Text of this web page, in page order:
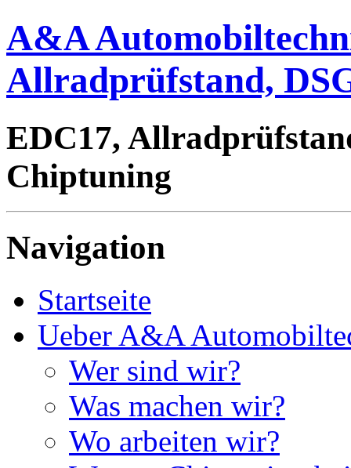
A&A
Allradprüfstand,
EDC17,
Chiptuning
Navigation
Startseite
Ueber A&A
Wer sind wir?
Was machen wir?
Wo arbeiten wir?